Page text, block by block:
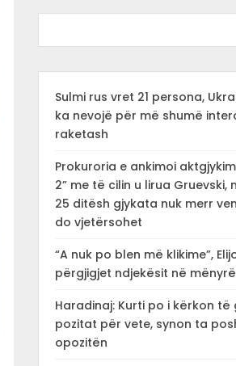
Sulmi rus vret 21 persona,
ka nevojë për më shumë
raketash
Prokuroria e ankimoi
2” me të cilin u lirua Gruevski,
25 ditësh gjykata nuk merr
do vjetërsohet
“A nuk po blen më klikime”,
përgjigjet ndjekësit në
Haradinaj: Kurti po i kërkon të
pozitat për vete, synon ta
opozitën